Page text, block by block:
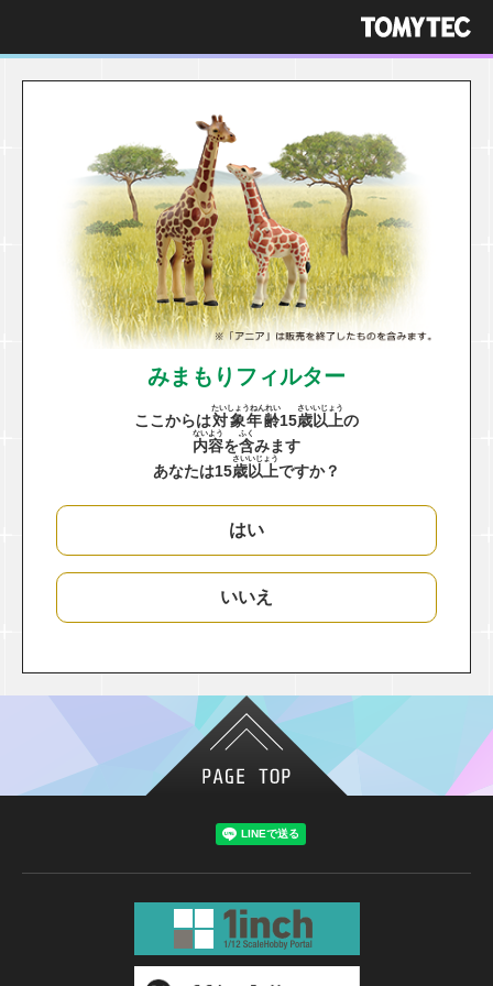
みまもりフィルター
ここからは対象年齢
たいしょうねんれい
15歳
さい
以上
いじょう
の
内容
ないよう
を含
ふく
みます
あなたは15歳
さい
以上
いじょう
ですか？
はい
いいえ